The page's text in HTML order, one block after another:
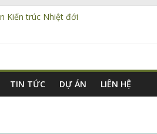
Kiến trúc Nhiệt đới
cho cán bộ
TIN TỨC DỰ ÁN LIÊN HỆ